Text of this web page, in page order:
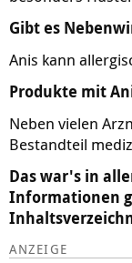
Gibt es
Anis kann
Produkte mit
Neben vielen
Bestandteil
Das war's in
Informationen